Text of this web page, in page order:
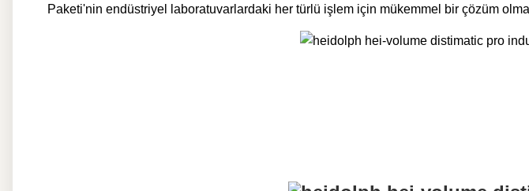
Paketi'nin endüstriyel laboratuvarlardaki her türlü işlem için mükemmel bir çözüm